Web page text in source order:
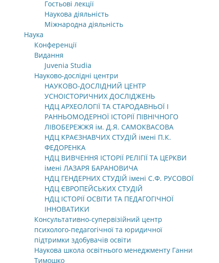
Гостьові лекції
Наукова діяльність
Міжнародна діяльність
Наука
Конференції
Видання
Juvenia Studia
Науково-дослідні центри
НАУКОВО-ДОСЛІДНИЙ ЦЕНТР
УСНОІСТОРИЧНИХ ДОСЛІДЖЕНЬ
НДЦ АРХЕОЛОГІЇ ТА СТАРОДАВНЬОЇ І
РАННЬОМОДЕРНОЇ ІСТОРІЇ ПІВНІЧНОГО
ЛІВОБЕРЕЖЖЯ ім. Д.Я. САМОКВАСОВА
НДЦ КРАЄЗНАВЧИХ СТУДІЙ імені П.К.
ФЕДОРЕНКА
НДЦ ВИВЧЕННЯ ІСТОРІЇ РЕЛІГІЇ ТА ЦЕРКВИ
імені ЛАЗАРЯ БАРАНОВИЧА
НДЦ ГЕНДЕРНИХ СТУДІЙ імені С.Ф. РУСОВОЇ
НДЦ ЄВРОПЕЙСЬКИХ СТУДІЙ
НДЦ ІСТОРІЇ ОСВІТИ ТА ПЕДАГОГІЧНОЇ
ІННОВАТИКИ
Консультативно-супервізійний центр
психолого-педагогічної та юридичної
підтримки здобувачів освіти
Наукова школа освітнього менеджменту Ганни
Тимошко